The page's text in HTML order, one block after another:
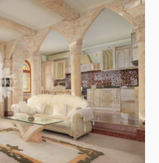
Продажа
Помещения